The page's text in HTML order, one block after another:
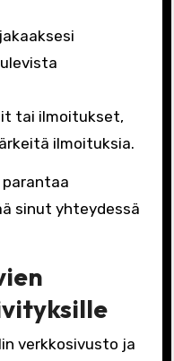
tai ilmoitukset,
ilmoituksia.
sinut yhteydessä
verkkosivusto ja